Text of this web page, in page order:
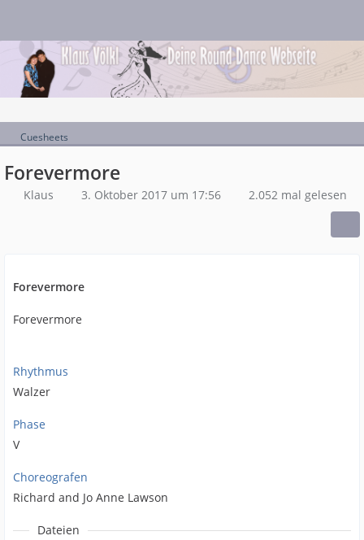
Cuesheets
Forevermore
Klaus 3. Oktober 2017 um 17:56 2.052 mal gelesen
Forevermore
Forevermore
Rhythmus
Walzer
Phase
V
Choreografen
Richard and Jo Anne Lawson
Dateien